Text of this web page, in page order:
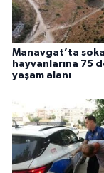
Manavgat’ta
hayvanlarına 75
yaşam alanı